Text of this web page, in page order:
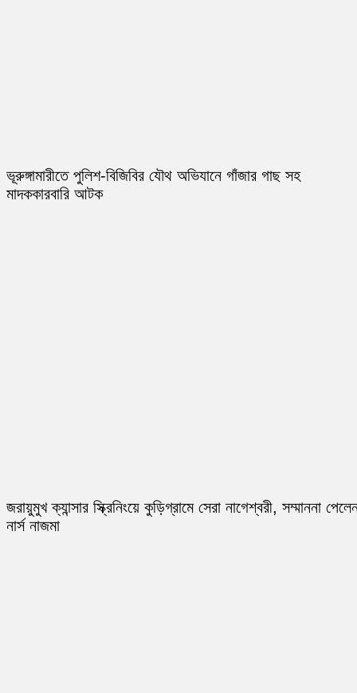
ভূরুঙ্গামারীতে পুলিশ-বিজিবির যৌথ অভিযানে গাঁজার গাছ সহ
মাদককারবারি আটক
জরায়ুমুখ ক্যান্সার স্ক্রিনিংয়ে কুড়িগ্রামে সেরা নাগেশ্বরী, সম্মাননা
নার্স নাজমা